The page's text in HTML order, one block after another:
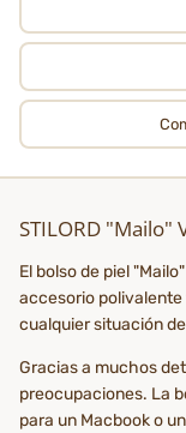
STILORD "Mailo"
El bolso de piel
accesorio polivalente
cualquier situación
Gracias a muchos
preocupaciones. La
para un Macbook o